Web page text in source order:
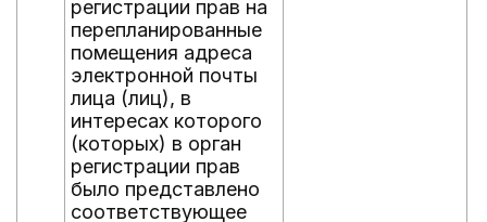
регистрации прав на
перепланированные
помещения адреса
электронной почты
лица (лиц), в
интересах которого
(которых) в орган
регистрации прав
было представлено
соответствующее